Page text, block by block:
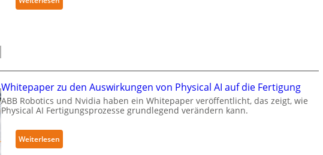
a
-
-
2
-
e
r
t
e
i
t
e
r
A
m
e
L
s
u
Whitepaper zu den Auswirkungen von Physical AI auf die Fertigung
ABB Robotics und Nvidia haben ein Whitepaper veröffentlicht, das zeigt, wie
Physical AI Fertigungsprozesse grundlegend verändern kann.
Weiterlesen:
W